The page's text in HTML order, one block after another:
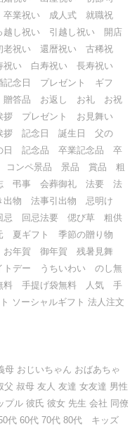
業祝い 成人式 就職祝
し祝い 引越し祝い 開店
祝い 還暦祝い 古稀祝
い 白寿祝い 長寿祝い
念日 プレゼント ギフ
贈答品 お返し お礼 お祝
プレゼント お見舞い
拶 記念日 誕生日 父の
日 記念品 卒業記念品 卒
コンペ景品 景品 賞品 粗
弔事 会葬御礼 法要 法
出物 法事引出物 忌明け
忌 回忌法要 偲び草 粗供
ギフト 季節の贈り物
お年賀 御年賀 残暑見舞
デー うちいわい のし無
料 手提げ袋無料 人気 手
ソーシャルギフト 法人注文
おじいちゃん おばあちゃ
叔母 友人 友達 女友達 男性
プル 彼氏 彼女 先生 会社 同僚
代 60代 70代 80代 キッズ